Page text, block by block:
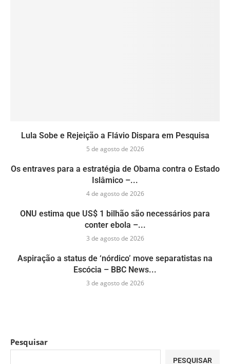
Lula Sobe e Rejeição a Flávio Dispara em Pesquisa
5 de agosto de 2026
Os entraves para a estratégia de Obama contra o Estado
Islâmico –...
4 de agosto de 2026
ONU estima que US$ 1 bilhão são necessários para
conter ebola –...
3 de agosto de 2026
Aspiração a status de ‘nórdico’ move separatistas na
Escócia – BBC News...
3 de agosto de 2026
Pesquisar
PESQUISAR